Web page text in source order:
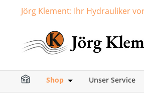
Zur Hauptnavigation
Jörg Klement: Ihr Hydrauliker
Shop Öffne oderUnser Service